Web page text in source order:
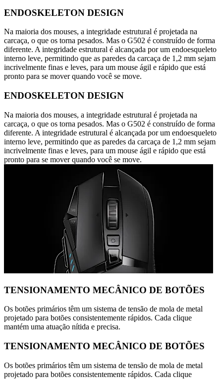
ENDOSKELETON DESIGN
Na maioria dos mouses, a integridade estrutural é projetada na
carcaça, o que os torna pesados. Mas o G502 é construído de forma
diferente. A integridade estrutural é alcançada por um endoesqueleto
interno leve, permitindo que as paredes da carcaça de 1,2 mm sejam
incrivelmente finas e leves, para um mouse ágil e rápido que está
pronto para se mover quando você se move.
ENDOSKELETON DESIGN
Na maioria dos mouses, a integridade estrutural é projetada na
carcaça, o que os torna pesados. Mas o G502 é construído de forma
diferente. A integridade estrutural é alcançada por um endoesqueleto
interno leve, permitindo que as paredes da carcaça de 1,2 mm sejam
incrivelmente finas e leves, para um mouse ágil e rápido que está
pronto para se mover quando você se move.
TENSIONAMENTO MECÂNICO DE BOTÕES
Os botões primários têm um sistema de tensão de mola de metal
projetado para botões consistentemente rápidos. Cada clique
mantém uma atuação nítida e precisa.
TENSIONAMENTO MECÂNICO DE BOTÕES
Os botões primários têm um sistema de tensão de mola de metal
projetado para botões consistentemente rápidos. Cada clique